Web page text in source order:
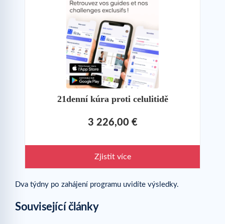
21denní kúra proti celulitidě
3 226,00 €
Zjistit více
Dva týdny po zahájení programu uvidíte výsledky.
Související články